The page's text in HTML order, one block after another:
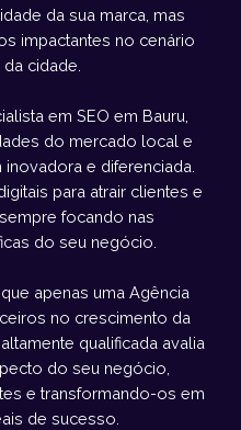
da sua marca, mas
impactantes no cenário
cidade.
em SEO em Bauru,
do mercado local e
e diferenciada.
para atrair clientes e
focando nas
do seu negócio.
apenas uma Agência
no crescimento da
qualificada avalia
do seu negócio,
e transformando-os em
de sucesso.